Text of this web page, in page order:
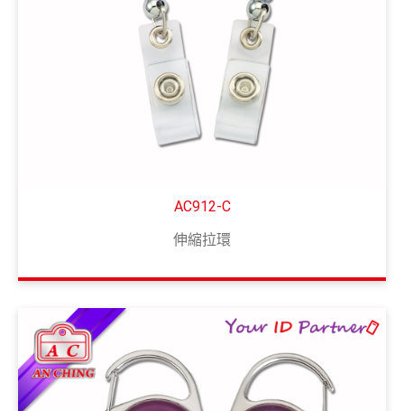
AC912-C
伸縮拉環